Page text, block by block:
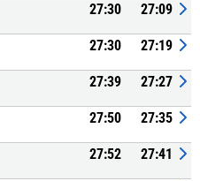
27:30 27:09
27:30 27:19
27:39 27:27
27:50 27:35
27:52 27:41